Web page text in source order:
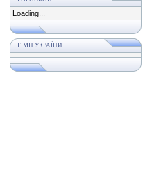
Loading...
ГІМН УКРАЇНИ